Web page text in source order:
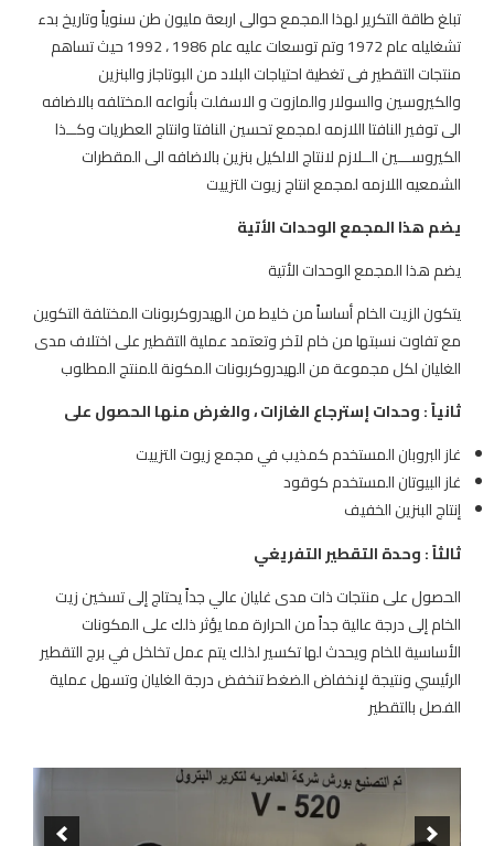
تبلغ طاقة التكرير لهذا المجمع حوالى اربعة مليون طن سنوياً وتاريخ بدء
تشغليله عام 1972 وتم توسعات عليه عام 1986 ، 1992 حيث تساهم
منتجات التقطير فى تغطية احتياجات البلاد من البوتاجاز والبنزين
والكيروسين والسولار والمازوت و الاسفلت بأنواعه المختلفه بالاضافه
الى توفير النافتا اللازمه لمجمع تحسين النافتا وانتاج العطريات وكــذا
الكيروســـين الــلازم لانتاج الالكيل بنزين بالاضافه الى المقطرات
الشمعيه اللازمه لمجمع انتاج زيوت التزييت
يضم هذا المجمع الوحدات الأتية
يضم هذا المجمع الوحدات الأتية
يتكون الزيت الخام أساساً من خليط من الهيدروكربونات المختلفة التكوين
مع تفاوت نسبتها من خام لآخر وتعتمد عملية التقطير على اختلاف مدى
الغليان لكل مجموعة من الهيدروكربونات المكونة للمنتج المطلوب
ثانياً : وحدات إسترجاع الغازات ، والغرض منها الحصول على
غاز البروبان المستخدم كمذيب في مجمع زيوت التزييت
غاز البيوتان المستخدم كوقود
إنتاج البنزين الخفيف
ثالثاً : وحدة التقطير التفريغي
الحصول على منتجات ذات مدى غليان عالي جداً يحتاج إلى تسخين زيت
الخام إلى درجة عالية جداً من الحرارة مما يؤثر ذلك على المكونات
الأساسية للخام ويحدث لها تكسير لذلك يتم عمل تخلخل في برج التقطير
الرئيسي ونتيجة لإنخفاض الضغط تنخفض درجة الغليان وتسهل عملية
الفصل بالتقطير